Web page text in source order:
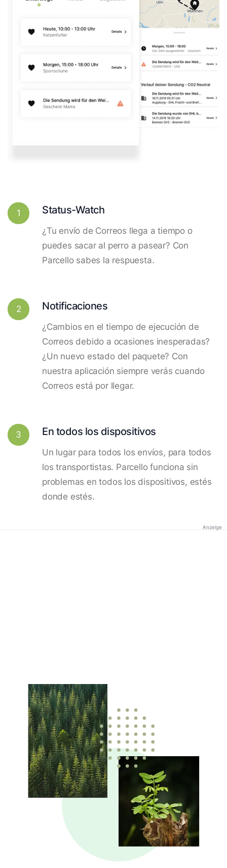
1 Status-Watch
¿Tu envío de Correos llega a tiempo o
puedes sacar al perro a pasear? Con
Parcello sabes la respuesta.
2 Notificaciones
¿Cambios en el tiempo de ejecución de
Correos debido a ocasiones inesperadas?
¿Un nuevo estado del paquete? Con
nuestra aplicación siempre verás cuando
Correos está por llegar.
3 En todos los dispositivos
Un lugar para todos los envíos, para todos
los transportistas. Parcello funciona sin
problemas en todos los dispositivos, estés
donde estés.
Anzeige